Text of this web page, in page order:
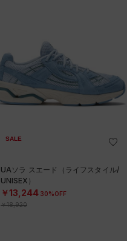
SALE
UAソラ スエード（ライフスタイル/
UNISEX）
￥13,244 30%OFF
￥18,920